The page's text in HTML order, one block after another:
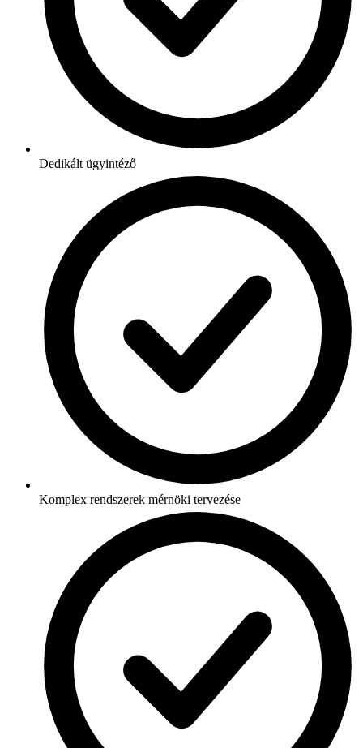
Dedikált ügyintéző
Komplex rendszerek mérnöki tervezése